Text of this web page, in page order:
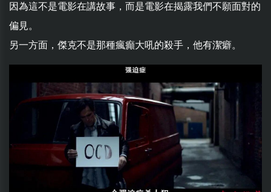
因為這不是電影在講故事，而是電影在揭露我們不願面對的
偏見。
另一方面，傑克不是那種瘋癲大吼的殺手，他有潔癖。